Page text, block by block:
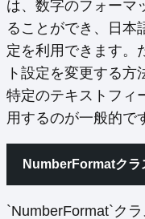
は、数字のフォーマ
ることができ、日本
定を利用できます。
ト設定を変更する
特定のテキストフィ
用するのが一般的で
NumberFormatクラ
`NumberFormat`ク